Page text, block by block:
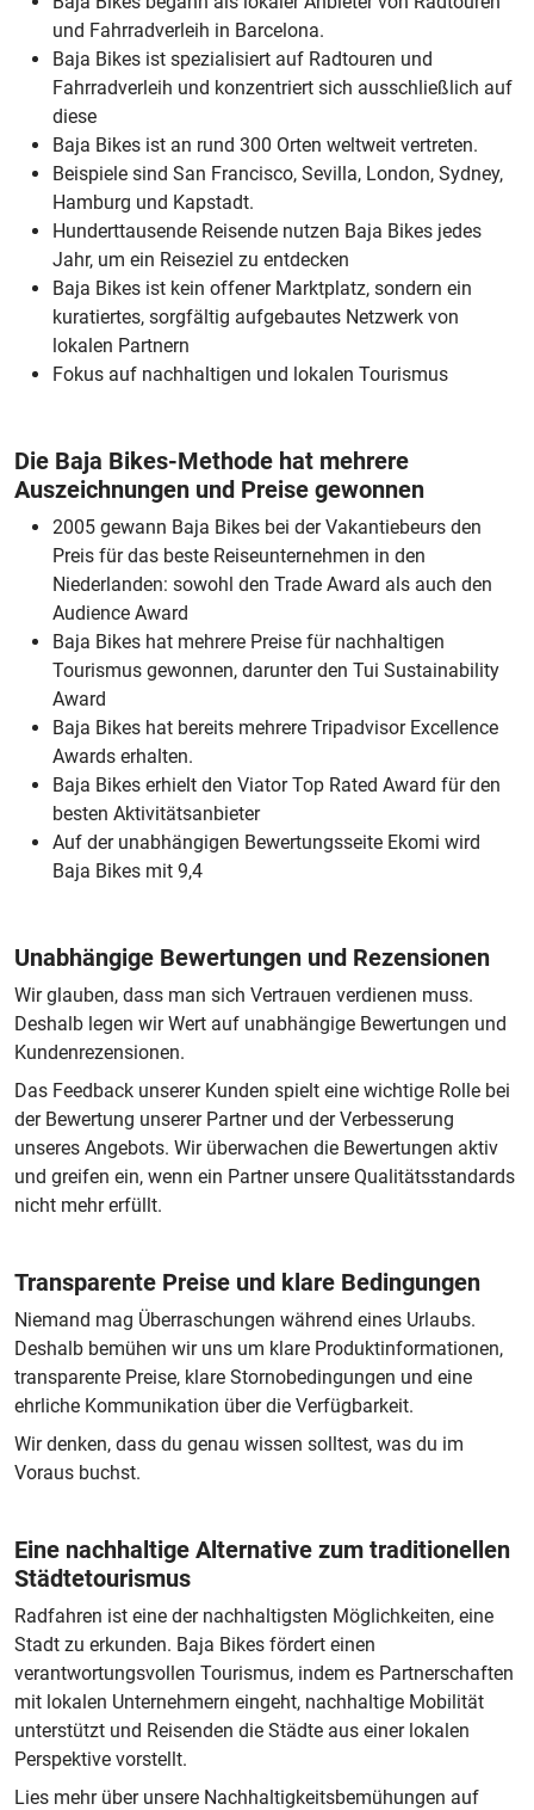
und Fahrradverleih in Barcelona.
Baja Bikes ist spezialisiert auf Radtouren und
Fahrradverleih und konzentriert sich ausschließlich auf
diese
Baja Bikes ist an rund 300 Orten weltweit vertreten.
Beispiele sind San Francisco, Sevilla, London, Sydney,
Hamburg und Kapstadt.
Hunderttausende Reisende nutzen Baja Bikes jedes
Jahr, um ein Reiseziel zu entdecken
Baja Bikes ist kein offener Marktplatz, sondern ein
kuratiertes, sorgfältig aufgebautes Netzwerk von
lokalen Partnern
Fokus auf nachhaltigen und lokalen Tourismus
Die Baja Bikes-Methode hat mehrere
Auszeichnungen und Preise gewonnen
2005 gewann Baja Bikes bei der Vakantiebeurs den
Preis für das beste Reiseunternehmen in den
Niederlanden: sowohl den Trade Award als auch den
Audience Award
Baja Bikes hat mehrere Preise für nachhaltigen
Tourismus gewonnen, darunter den Tui Sustainability
Award
Baja Bikes hat bereits mehrere Tripadvisor Excellence
Awards erhalten.
Baja Bikes erhielt den Viator Top Rated Award für den
besten Aktivitätsanbieter
Auf der unabhängigen Bewertungsseite Ekomi wird
Baja Bikes mit 9,4
Unabhängige Bewertungen und Rezensionen
Wir glauben, dass man sich Vertrauen verdienen muss.
Deshalb legen wir Wert auf unabhängige Bewertungen und
Kundenrezensionen.
Das Feedback unserer Kunden spielt eine wichtige Rolle bei
der Bewertung unserer Partner und der Verbesserung
unseres Angebots. Wir überwachen die Bewertungen aktiv
und greifen ein, wenn ein Partner unsere Qualitätsstandards
nicht mehr erfüllt.
Transparente Preise und klare Bedingungen
Niemand mag Überraschungen während eines Urlaubs.
Deshalb bemühen wir uns um klare Produktinformationen,
transparente Preise, klare Stornobedingungen und eine
ehrliche Kommunikation über die Verfügbarkeit.
Wir denken, dass du genau wissen solltest, was du im
Voraus buchst.
Eine nachhaltige Alternative zum traditionellen
Städtetourismus
Radfahren ist eine der nachhaltigsten Möglichkeiten, eine
Stadt zu erkunden. Baja Bikes fördert einen
verantwortungsvollen Tourismus, indem es Partnerschaften
mit lokalen Unternehmern eingeht, nachhaltige Mobilität
unterstützt und Reisenden die Städte aus einer lokalen
Perspektive vorstellt.
Lies mehr über unsere Nachhaltigkeitsbemühungen auf